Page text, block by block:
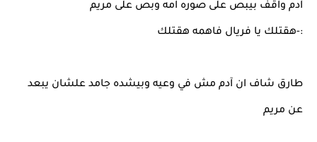
آدم واقف بيبص على صوره امه وبص على مريم
:-هقتلك يا فريال فاهمه هقتلك
طارق شاف ان آدم مش في وعيه وبيشده جامد علشان يبعد
عن مريم